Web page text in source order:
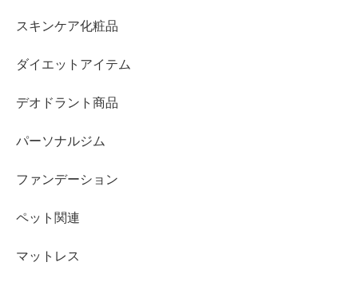
スキンケア化粧品
ダイエットアイテム
デオドラント商品
パーソナルジム
ファンデーション
ペット関連
マットレス